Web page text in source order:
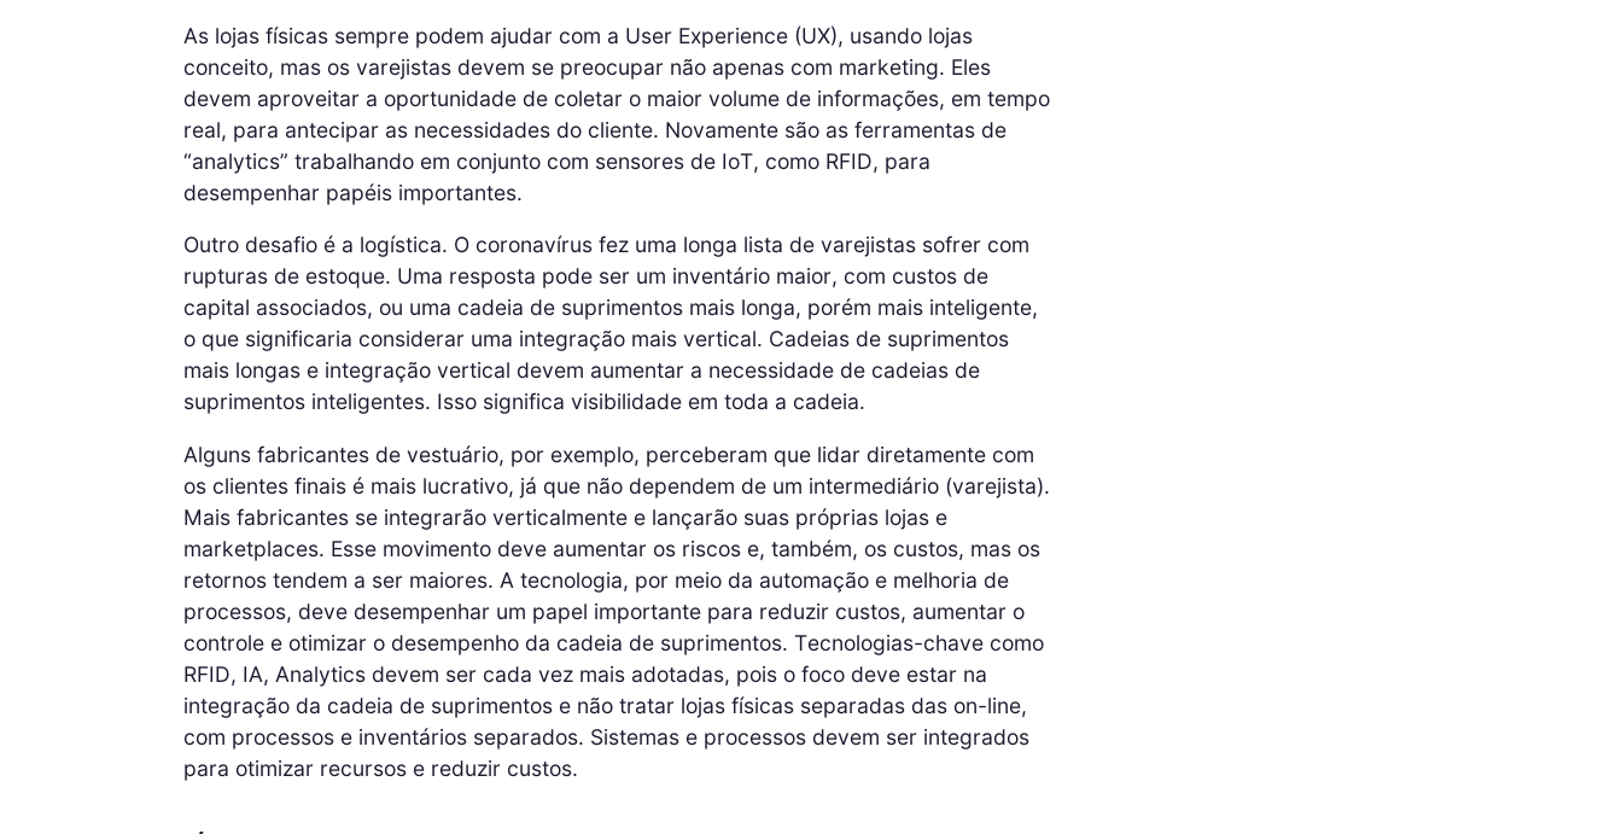
As lojas físicas sempre podem ajudar com a User Experience (UX), usando lojas
conceito, mas os varejistas devem se preocupar não apenas com marketing. Eles
devem aproveitar a oportunidade de coletar o maior volume de informações, em tempo
real, para antecipar as necessidades do cliente. Novamente são as ferramentas de
“analytics” trabalhando em conjunto com sensores de IoT, como RFID, para
desempenhar papéis importantes.
Outro desafio é a logística. O coronavírus fez uma longa lista de varejistas sofrer com
rupturas de estoque. Uma resposta pode ser um inventário maior, com custos de
capital associados, ou uma cadeia de suprimentos mais longa, porém mais inteligente,
o que significaria considerar uma integração mais vertical. Cadeias de suprimentos
mais longas e integração vertical devem aumentar a necessidade de cadeias de
suprimentos inteligentes. Isso significa visibilidade em toda a cadeia.
Alguns fabricantes de vestuário, por exemplo, perceberam que lidar diretamente com
os clientes finais é mais lucrativo, já que não dependem de um intermediário (varejista).
Mais fabricantes se integrarão verticalmente e lançarão suas próprias lojas e
marketplaces. Esse movimento deve aumentar os riscos e, também, os custos, mas os
retornos tendem a ser maiores. A tecnologia, por meio da automação e melhoria de
processos, deve desempenhar um papel importante para reduzir custos, aumentar o
controle e otimizar o desempenho da cadeia de suprimentos. Tecnologias-chave como
RFID, IA, Analytics devem ser cada vez mais adotadas, pois o foco deve estar na
integração da cadeia de suprimentos e não tratar lojas físicas separadas das on-line,
com processos e inventários separados. Sistemas e processos devem ser integrados
para otimizar recursos e reduzir custos.